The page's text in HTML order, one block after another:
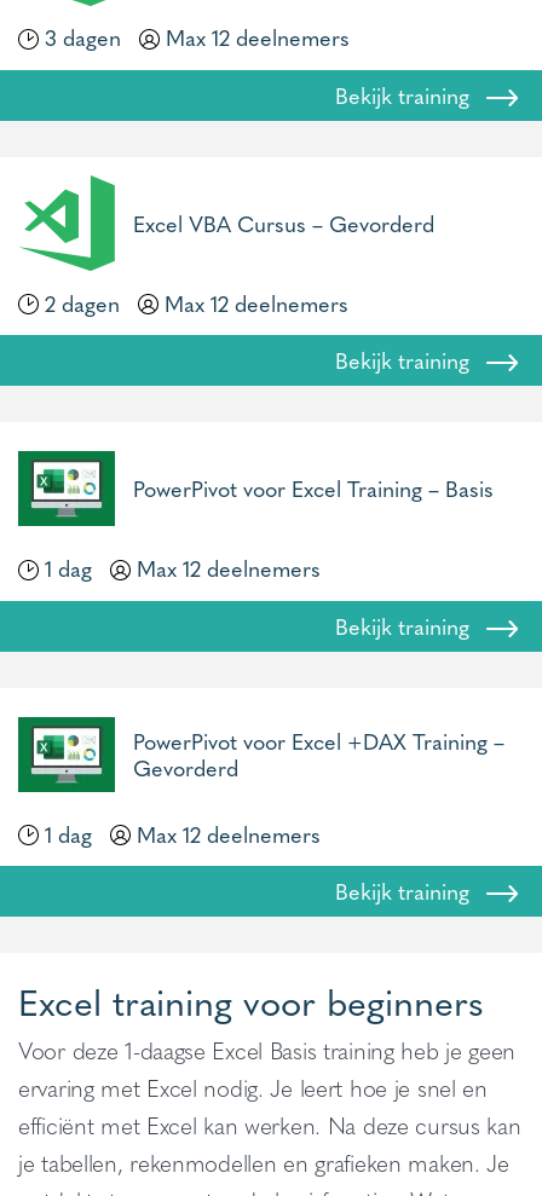
3 dagen
Max 12 deelnemers
Bekijk training
Excel VBA Cursus – Gevorderd
2 dagen
Max 12 deelnemers
Bekijk training
PowerPivot voor Excel Training – Basis
1 dag
Max 12 deelnemers
Bekijk training
PowerPivot voor Excel +DAX Training –
Gevorderd
1 dag
Max 12 deelnemers
Bekijk training
Excel training voor beginners
Voor deze 1-daagse Excel Basis training heb je geen
ervaring met Excel nodig. Je leert hoe je snel en
efficiënt met Excel kan werken. Na deze cursus kan
je tabellen, rekenmodellen en grafieken maken. Je